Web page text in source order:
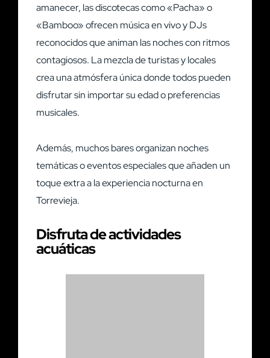
amanecer, las discotecas como «Pacha» o
«Bamboo» ofrecen música en vivo y DJs
reconocidos que animan las noches con ritmos
contagiosos. La mezcla de turistas y locales
crea una atmósfera única donde todos pueden
disfrutar sin importar su edad o preferencias
musicales.
Además, muchos bares organizan noches
temáticas o eventos especiales que añaden un
toque extra a la experiencia nocturna en
Torrevieja.
Disfruta de actividades
acuáticas